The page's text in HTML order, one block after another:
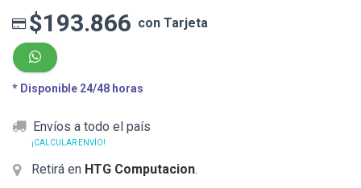
$193.866 con Tarjeta
* Disponible 24/48 horas
Envíos a todo el país
¡CALCULAR ENVÍO!
Retirá en HTG Computacion.